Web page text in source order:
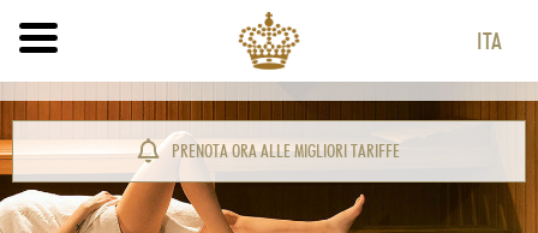
ITA
ENG
PRENOTA ORA ALLE MIGLIORI TARIFFE